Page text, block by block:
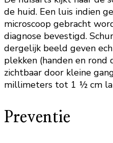
de huid. Een luis indien
microscoop gebracht
diagnose bevestigd.
dergelijk beeld geven
plekken (handen en rond
zichtbaar door kleine
millimeters tot 1 ½ cm
Preventie